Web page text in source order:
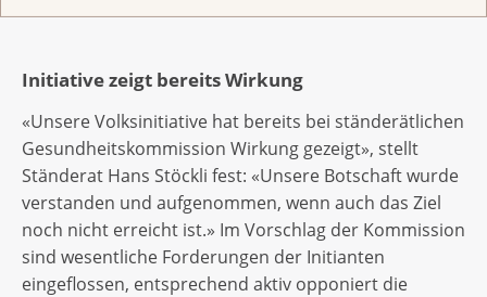
Initiative zeigt bereits Wirkung
«Unsere Volksinitiative hat bereits bei ständerätlichen
Gesundheitskommission Wirkung gezeigt», stellt
Ständerat Hans Stöckli fest: «Unsere Botschaft wurde
verstanden und aufgenommen, wenn auch das Ziel
noch nicht erreicht ist.» Im Vorschlag der Kommission
sind wesentliche Forderungen der Initianten
eingeflossen, entsprechend aktiv opponiert die